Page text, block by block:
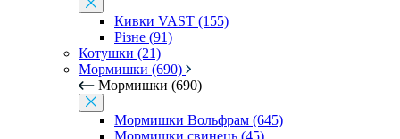
Кивки VAST (155)
Різне (91)
Котушки (21)
Мормишки (690)
Мормишки (690)
Мормишки Вольфрам (645)
Мормишки свинець (45)